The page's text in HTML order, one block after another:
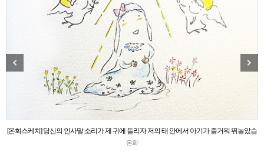
[온화스케치] 당신의 인사말 소리가 제 귀에 들리자 저의 태 안에서 아기가 즐거워 뛰놀았습
니다
온화